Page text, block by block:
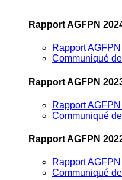
Rapport AGFPN
Rapport
Communiqué
Rapport AGFPN
Rapport
Communiqué
Rapport AGFPN
Rapport
Communiqué